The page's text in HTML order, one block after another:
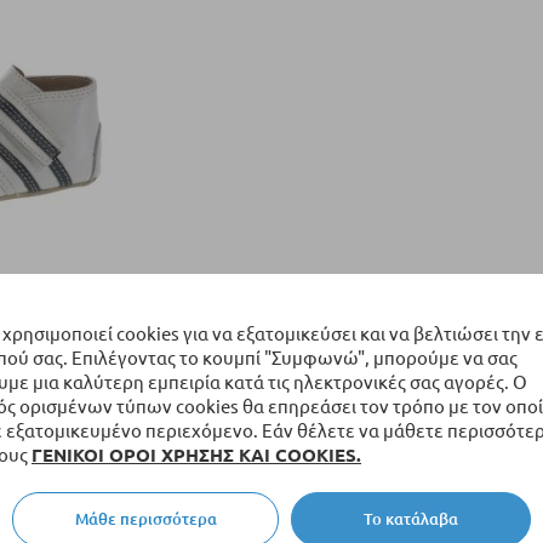
cookies για να εξατομικεύσει και να βελτιώσει την
σας. Επιλέγοντας το κουμπί "Συμφωνώ", μπορούμε να σας
μια καλύτερη εμπειρία κατά τις ηλεκτρονικές σας αγορές. Ο
ορισμένων τύπων cookies θα επηρεάσει τον τρόπο με τον
περιεχόμενο. Εάν θέλετε να μάθετε
ΓΕΝΙΚΟΙ ΟΡΟΙ ΧΡΗΣΗΣ ΚΑΙ COOKIES.
Το κατάλαβα
Μάθε περισσότερα
ανά σελίδα